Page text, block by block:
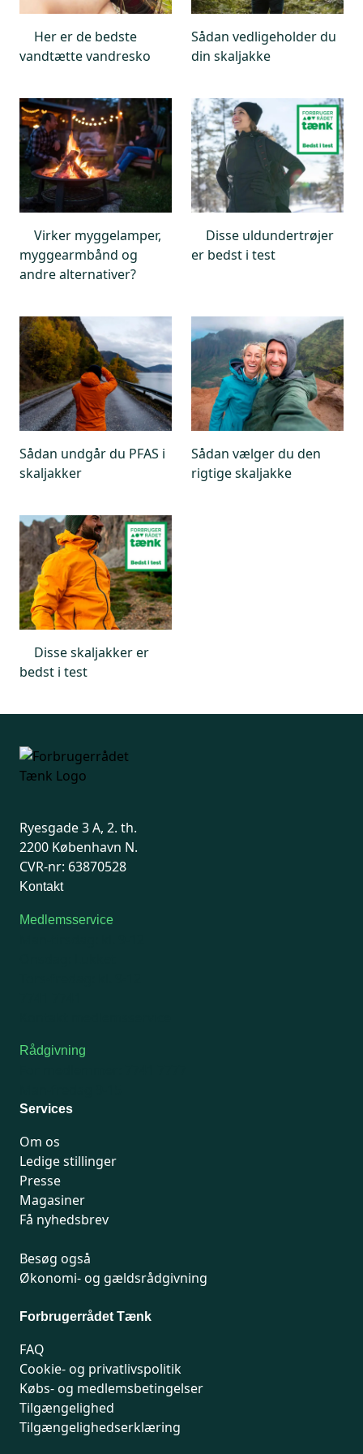
Her er de bedste
vandtætte vandresko
Sådan vedligeholder du
din skaljakke
Virker myggelamper,
myggearmbånd og
andre alternativer?
Disse uldundertrøjer
er bedst i test
Sådan undgår du PFAS i
skaljakker
Sådan vælger du den
rigtige skaljakke
Disse skaljakker er
bedst i test
Ryesgade 3 A, 2. th.
2200 København N.
CVR-nr: 63870528
Kontakt
Medlemsservice
Rådgivning
Services
Om os
Ledige stillinger
Presse
Magasiner
Få nyhedsbrev
Besøg også
Økonomi- og gældsrådgivning
Forbrugerrådet Tænk
FAQ
Cookie- og privatlivspolitik
Købs- og medlemsbetingelser
Tilgængelighed
Tilgængelighedserklæring